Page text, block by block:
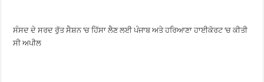
ਸੰਸਦ ਦੇ ਸਰਦ ਰੁੱਤ ਸੈਸ਼ਨ ‘ਚ ਹਿੱਸਾ ਲੈਣ ਲਈ ਪੰਜਾਬ ਅਤੇ ਹਰਿਆਣਾ ਹਾਈਕੋਰਟ ‘ਚ ਕੀਤੀ
ਸੀ ਅਪੀਲ